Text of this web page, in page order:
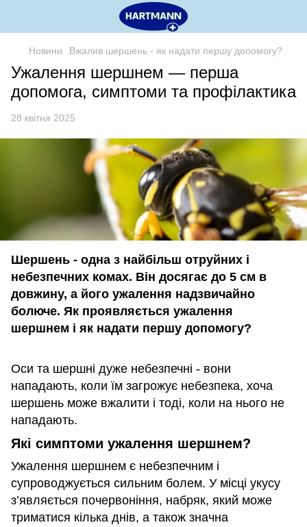
Новини Вжалив шершень - як надати першу допомогу?
Ужалення шершнем — перша
допомога, симптоми та профілактика
28 квітня 2025
Шершень - одна з найбільш отруйних і
небезпечних комах. Він досягає до 5 см в
довжину, а його ужалення надзвичайно
болюче. Як проявляється ужалення
шершнем і як надати першу допомогу?
Оси та шершні дуже небезпечні - вони
нападають, коли їм загрожує небезпека, хоча
шершень може вжалити і тоді, коли на нього не
нападають.
Які симптоми ужалення шершнем?
Ужалення шершнем є небезпечним і
супроводжується сильним болем. У місці укусу
з’являється почервоніння, набряк, який може
триматися кілька днів, а також значна